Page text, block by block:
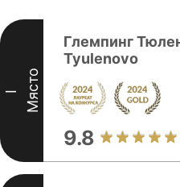
I Място
Глемпинг
Tyulenovo
9.8